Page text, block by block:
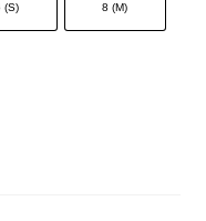
(S) 8 (M)